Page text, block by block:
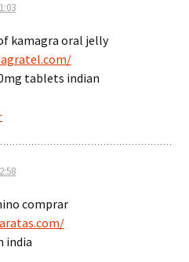
kamagra oral jelly
tablets indian
comprar
india